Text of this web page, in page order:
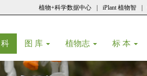
植物+科学数据中心 iPlant 植物智
(current)
图 库 植物志 标 本